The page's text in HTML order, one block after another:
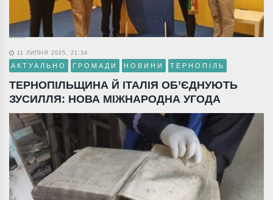
11 ЛИПНЯ 2025, 21:34
АКТУАЛЬНО ГРОМАДИ НОВИНИ ТЕРНОПІЛЬ
ТЕРНОПІЛЬЩИНА Й ІТАЛІЯ ОБ’ЄДНУЮТЬ
ЗУСИЛЛЯ: НОВА МІЖНАРОДНА УГОДА